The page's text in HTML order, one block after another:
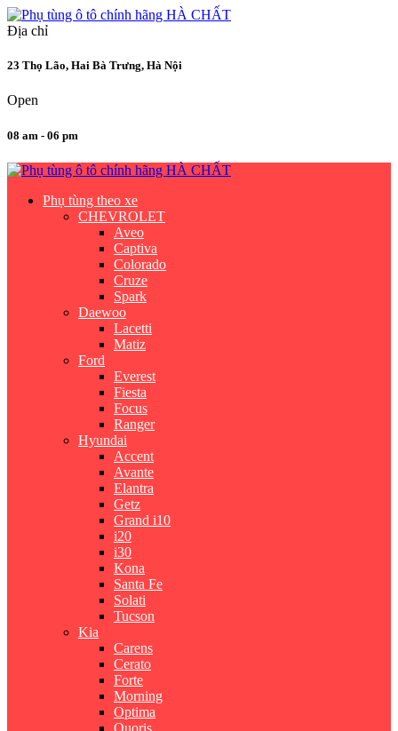
Địa chỉ
23 Thọ Lão, Hai Bà Trưng, Hà Nội
Open
08 am - 06 pm
Phụ tùng theo xe
CHEVROLET
Aveo
Captiva
Colorado
Cruze
Spark
Daewoo
Lacetti
Matiz
Ford
Everest
Fiesta
Focus
Ranger
Hyundai
Accent
Avante
Elantra
Getz
Grand i10
i20
i30
Kona
Santa Fe
Solati
Tucson
Kia
Carens
Cerato
Forte
Morning
Optima
Quoris